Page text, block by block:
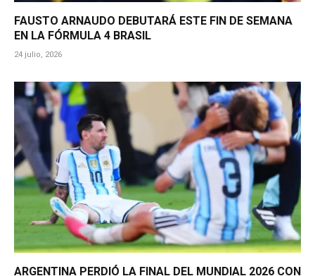
FAUSTO ARNAUDO DEBUTARÁ ESTE FIN DE SEMANA
EN LA FÓRMULA 4 BRASIL
24 julio, 2026
ARGENTINA PERDIÓ LA FINAL DEL MUNDIAL 2026 CON